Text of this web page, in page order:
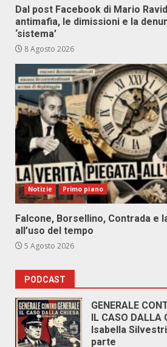
Dal post Facebook di Mario
antimafia, le dimissioni e la
‘sistema’
8 Agosto 2026
Notizie Primo piano
Falcone, Borsellino, Contrada e
all’uso del tempo
5 Agosto 2026
PODCAST
GENERALE
IL CASO DALLA
Isabella
parte